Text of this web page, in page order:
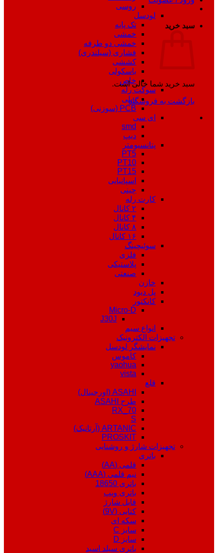
سبد خرید
سبد خرید شما خالی است.
بازگشت به فروشگاه
روسی
لودسل
تک پایه
خمشی
خمشی دو طرفه
فشاری (سیلندری)
کششی
باسکولی
خاص
سوکت رله
ریلی
PCB (سوزنی)
ای سی
smd
دیپ
پتانسیومتر
PT5
PT10
PT15
اسپانیایی
چینی
کارت رله
۲ کانال
۴ کانال
۸ کانال
۱۶ کانال
سوئیچینگ
فلزی
پلاستیکی
صنعتی
خازن
پل دیود
کانکتور
Micro-D
J30J
انواع سیم
تجهیزات الکترونیک
نمایشگر لودسل
کاموس
yaohua
vista
قلع
ASAHI (اورجینال)
طرح ASAHI
RX_70
S
ARTANIC (آرتانیک)
PROSKIT
تجهیزات شارژ و روشنایی
باتری
قلمی (AA)
نیم قلمی (AAA)
باتری 18650
باتری ویپ
قابل شارژ
کتابی (9V)
سکه ای
سایز C
سایز D
باتری سیلد اسید